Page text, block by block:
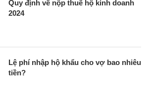
Quy định về nộp thuế hộ kinh doanh
2024
Lệ phí nhập hộ khẩu cho vợ bao nhiêu
tiền?